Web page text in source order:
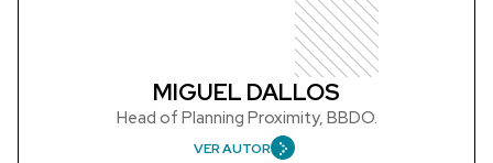
MIGUEL DALLOS
Head of Planning Proximity, BBDO.
VER AUTOR